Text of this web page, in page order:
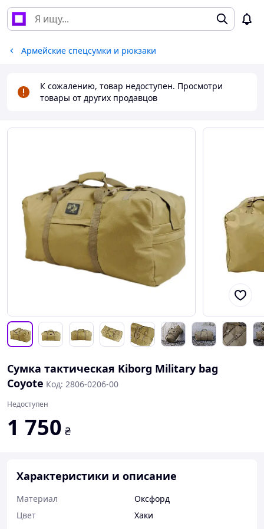
Армейские спецсумки и рюкзаки
К сожалению, товар недоступен. Просмотри
товары от других продавцов
Сумка тактическая Kiborg Military bag
Coyote Код: 2806-0206-00
Недоступен
1 750 ₴
Характеристики и описание
Материал
Оксфорд
Цвет
Хаки